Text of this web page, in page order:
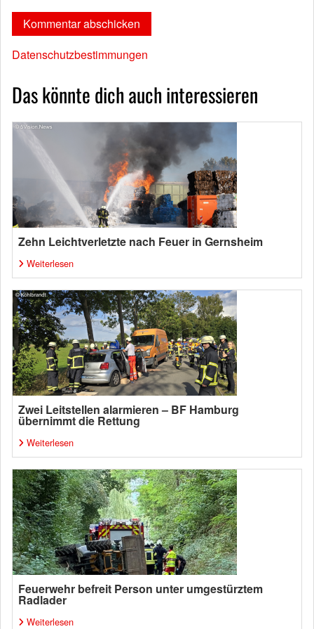
Datenschutzbestimmungen
Das könnte dich auch interessieren
Zehn Leichtverletzte nach Feuer in Gernsheim
Weiterlesen
Zwei Leitstellen alarmieren – BF Hamburg
übernimmt die Rettung
Weiterlesen
Feuerwehr befreit Person unter umgestürztem
Radlader
Weiterlesen